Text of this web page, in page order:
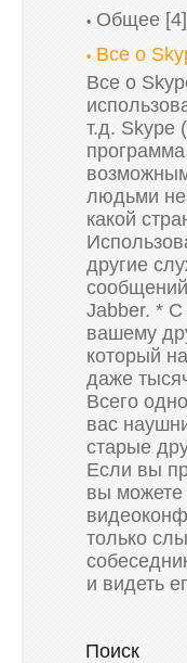
Общее [4]
Все о
Все о
т.д. Skype
людьми
какой
другие
Jabber. * С
вашему
который
даже
Всего
вас
старые
Если вы
вы можете
только
и видеть
Поиск